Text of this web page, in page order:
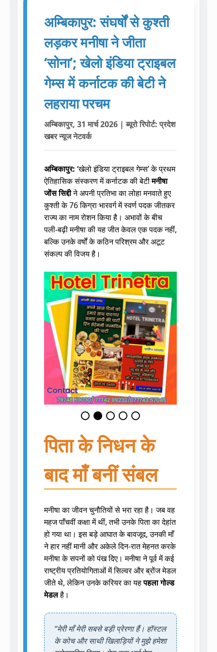
अम्बिकापुर: संघर्षों से कुश्ती
लड़कर मनीषा ने जीता
‘सोना’; खेलो इंडिया ट्राइबल
गेम्स में कर्नाटक की बेटी ने
लहराया परचम
अम्बिकापुर, 31 मार्च 2026 | ब्यूरो रिपोर्ट: प्रदेश
खबर न्यूज नेटवर्क
अम्बिकापुर: ‘खेलो इंडिया ट्राइबल गेम्स’ के प्रथम
ऐतिहासिक संस्करण में कर्नाटक की बेटीमनीषा
जोंस सिद्दीने अपनी प्रतिभा का लोहा मनवाते हुए
कुश्ती के 76 किग्रा भारवर्ग में स्वर्ण पदक जीतकर
राज्य का नाम रोशन किया है। अभावों के बीच
पली-बढ़ी मनीषा की यह जीत केवल एक पदक नहीं,
बल्कि उनके वर्षों के कठिन परिश्रम और अटूट
संकल्प की विजय है।
पिता के निधन के
बाद माँ बनीं संबल
मनीषा का जीवन चुनौतियों से भरा रहा है। जब वह
महज पाँचवीं कक्षा में थीं, तभी उनके पिता का देहांत
हो गया था। इस बड़े आघात के बावजूद, उनकी माँ
ने हार नहीं मानी और अकेले दिन-रात मेहनत करके
मनीषा के सपनों को पंख दिए। मनीषा ने पूर्व में कई
राष्ट्रीय प्रतियोगिताओं में सिल्वर और ब्रोंज मेडल
जीते थे, लेकिन उनके करियर का यहपहला गोल्ड
मेडलहै।
“मेरी माँ मेरी सबसे बड़ी प्रेरणा हैं। हॉस्टल
के कोच और साथी खिलाड़ियों ने मुझे हमेशा